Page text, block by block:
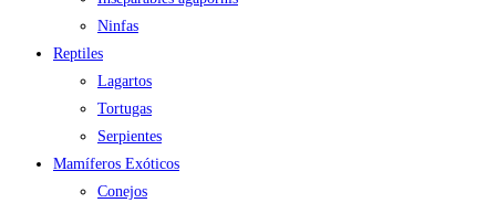
Ninfas
Reptiles
Lagartos
Tortugas
Serpientes
Mamíferos Exóticos
Conejos